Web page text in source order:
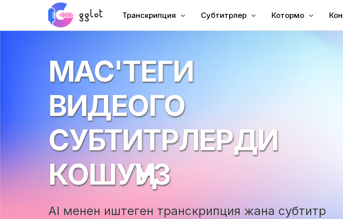
Транскрипция
Видеону транскрипциялоо
YouTube'ду транскрипциялоо
Жолугушуу Транскрипция
Корпоративдик үн берүү
Субтитрлер
VTT жаратуучусу
Котормо
MAC'ТЕГИ
ВИДЕОГО
СУБТИТРЛЕРДИ
КОШУҢУЗ
AI менен иштеген транскрипция жана субтитр